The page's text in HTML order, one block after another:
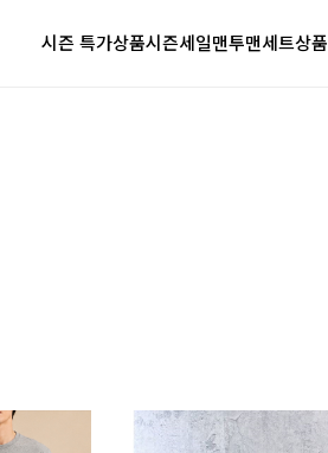
시즌 특가상품시즌세일맨투맨세트상품